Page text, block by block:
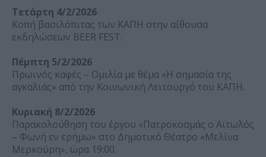
Τετάρτη 4/2/2026
Κοπή βασιλόπιτας των ΚΑΠΗ στην αίθουσα
εκδηλώσεων BEER FEST.
Πέμπτη 5/2/2026
Πρωινός καφές – Ομιλία με θέμα «Η σημασία της
αγκαλιάς» από την Κοινωνική Λειτουργό του ΚΑΠΗ.
Κυριακή 8/2/2026
Παρακολούθηση του έργου «Πατροκοσμάς ο Αιτωλός
– Φωνή εν ερήμω» στο Δημοτικό Θέατρο «Μελίνα
Μερκούρη», ώρα 19:00.